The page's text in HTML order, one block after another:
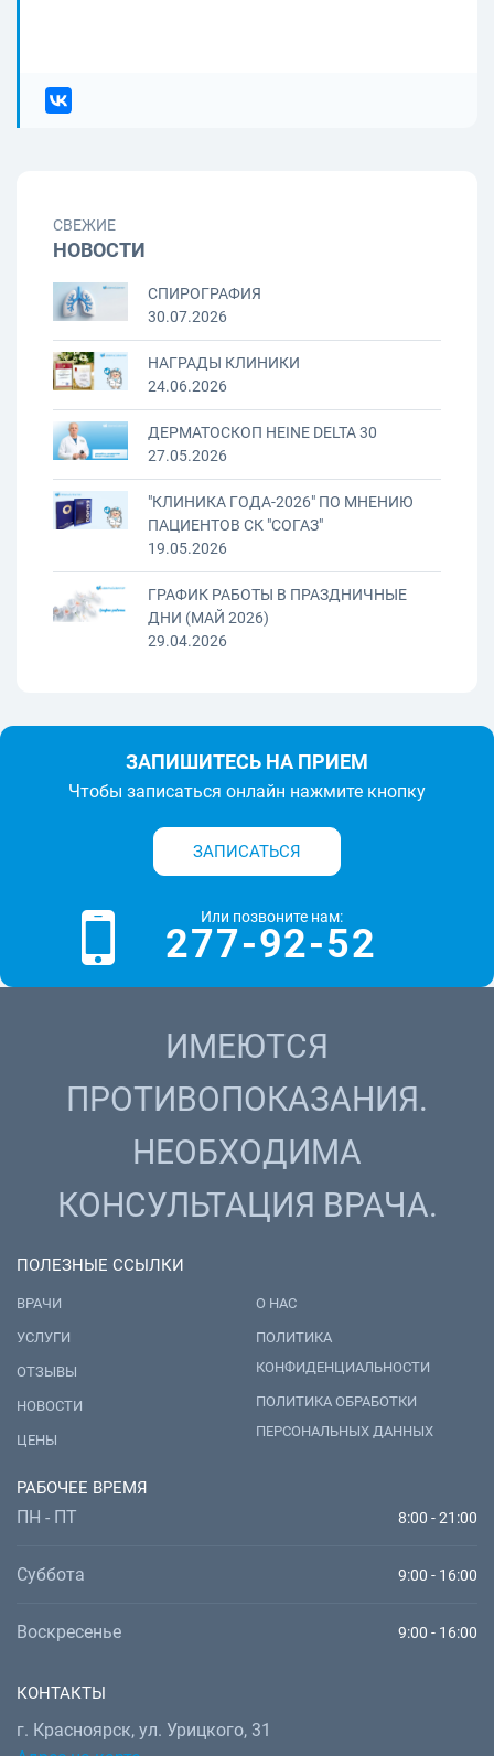
СВЕЖИЕ
НОВОСТИ
СПИРОГРАФИЯ
30.07.2026
НАГРАДЫ КЛИНИКИ
24.06.2026
ДЕРМАТОСКОП HEINE DELTA 30
27.05.2026
"КЛИНИКА ГОДА-2026" ПО МНЕНИЮ
ПАЦИЕНТОВ СК "СОГАЗ"
19.05.2026
ГРАФИК РАБОТЫ В ПРАЗДНИЧНЫЕ
ДНИ (МАЙ 2026)
29.04.2026
ЗАПИШИТЕСЬ НА ПРИЕМ
Чтобы записаться онлайн нажмите кнопку
ЗАПИСАТЬСЯ
Или позвоните нам:
277-92-52
ИМЕЮТСЯ
ПРОТИВОПОКАЗАНИЯ.
НЕОБХОДИМА
КОНСУЛЬТАЦИЯ ВРАЧА.
ПОЛЕЗНЫЕ ССЫЛКИ
ВРАЧИ
УСЛУГИ
ОТЗЫВЫ
НОВОСТИ
ЦЕНЫ
О НАС
ПОЛИТИКА
КОНФИДЕНЦИАЛЬНОСТИ
ПОЛИТИКА ОБРАБОТКИ
ПЕРСОНАЛЬНЫХ ДАННЫХ
РАБОЧЕЕ ВРЕМЯ
ПН - ПТ 8:00 - 21:00
Суббота 9:00 - 16:00
Воскресенье 9:00 - 16:00
КОНТАКТЫ
г. Красноярск, ул. Урицкого, 31